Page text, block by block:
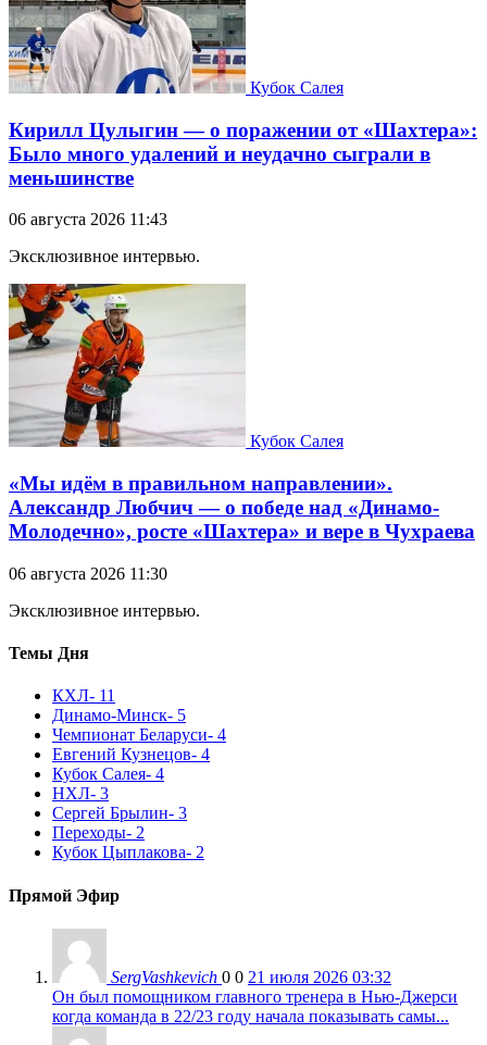
Кубок Салея
Кирилл Цулыгин — о поражении от «Шахтера»:
Было много удалений и неудачно сыграли в
меньшинстве
06 августа 2026 11:43
Эксклюзивное интервью.
Кубок Салея
«Мы идём в правильном направлении».
Александр Любчич — о победе над «Динамо-
Молодечно», росте «Шахтера» и вере в Чухраева
06 августа 2026 11:30
Эксклюзивное интервью.
Темы Дня
КХЛ- 11
Динамо-Минск- 5
Чемпионат Беларуси- 4
Евгений Кузнецов- 4
Кубок Салея- 4
НХЛ- 3
Сергей Брылин- 3
Переходы- 2
Кубок Цыплакова- 2
Прямой Эфир
SergVashkevich 0 0 21 июля 2026 03:32
Он был помощником главного тренера в Нью-Джерси
когда команда в 22/23 году начала показывать самы...